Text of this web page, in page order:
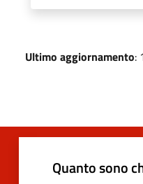
Ultimo aggiornamento:
Quanto sono